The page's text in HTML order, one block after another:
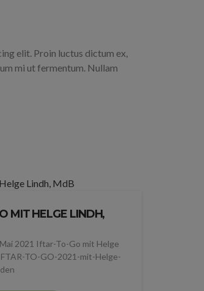
elit. Proin luctus dictum ex,
mi ut fermentum. Nullam
MIT HELGE LINDH,
2021 Iftar-To-Go mit Helge
TO-GO-2021-mit-Helge-